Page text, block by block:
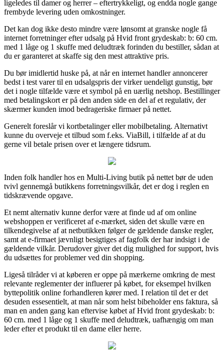
ligeledes til damer og herrer – eftertrykkeligt, og endda nogle gange
frembyde levering uden omkostninger.
Det kan dog ikke desto mindre være lønsomt at granske nogle få
internet forretninger efter udsalg på Hvid front grydeskab: b: 60 cm.
med 1 låge og 1 skuffe med deludtræk forinden du bestiller, sådan at
du er garanteret at skaffe sig den mest attraktive pris.
Du bør imidlertid huske på, at når en internet handler annoncerer
bedst i test varer til en udsalgspris der virker uendeligt gunstig, bør
det i nogle tilfælde være et symbol på en uærlig netshop. Bestillinger
med betalingskort er på den anden side en del af et regulativ, der
skærmer kunden imod bedrageriske firmaer på nettet.
Generelt foreslår vi kortbetalinger eller mobilbetaling. Alternativt
kunne du overveje et tilbud som f.eks. ViaBill, i tilfælde af at du
gerne vil betale prisen over et længere tidsrum.
Inden folk handler hos en Multi-Living butik på nettet bør de uden
tvivl gennemgå butikkens forretningsvilkår, det er dog i reglen en
tidskrævende opgave.
Et nemt alternativ kunne derfor være at finde ud af om online
webshoppen er verificeret af e-mærket, siden det skulle være en
tilkendegivelse af at netbutikken følger de gældende danske regler,
samt at e-firmaet jævnligt besigtiges af fagfolk der har indsigt i de
gældende vilkår. Derudover giver det dig mulighed for support, hvis
du udsættes for problemer ved din shopping.
Ligeså tilråder vi at køberen er oppe på mærkerne omkring de mest
relevante reglementer der influerer på købet, for eksempel hvilken
byttepolitik online forhandleren kører med. I relation til det er det
desuden essesentielt, at man når som helst bibeholder ens faktura, så
man en anden gang kan eftervise købet af Hvid front grydeskab: b:
60 cm. med 1 låge og 1 skuffe med deludtræk, uafhængig om man
leder efter et produkt til en dame eller herre.